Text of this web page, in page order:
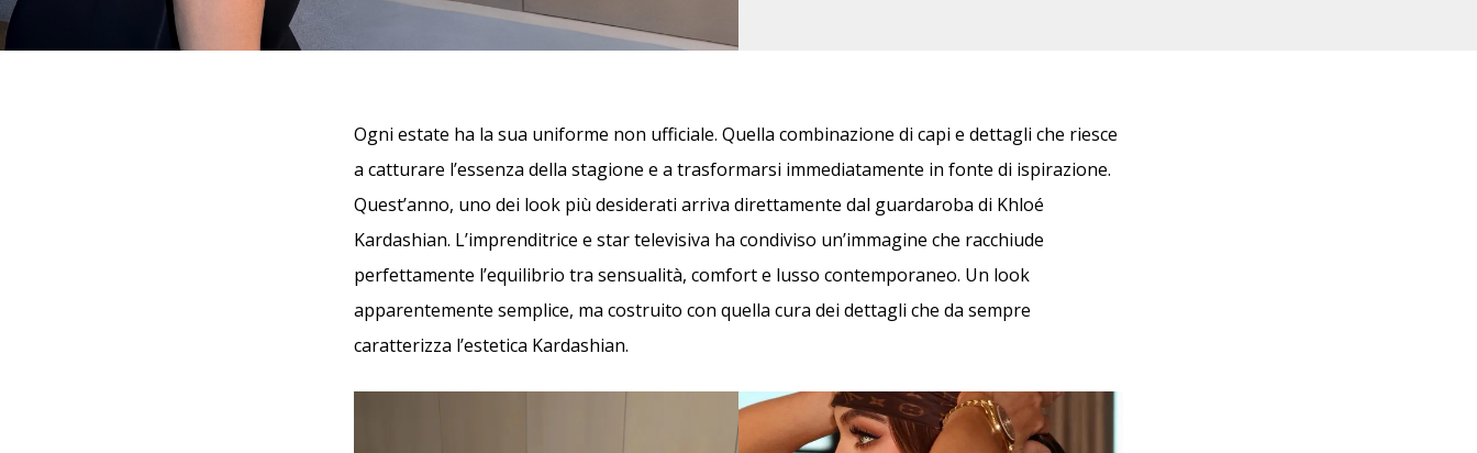
Ogni estate ha la sua uniforme non ufficiale. Quella combinazione di capi e dettagli che riesce
a catturare l’essenza della stagione e a trasformarsi immediatamente in fonte di ispirazione.
Quest’anno, uno dei look più desiderati arriva direttamente dal guardaroba di Khloé
Kardashian. L’imprenditrice e star televisiva ha condiviso un’immagine che racchiude
perfettamente l’equilibrio tra sensualità, comfort e lusso contemporaneo. Un look
apparentemente semplice, ma costruito con quella cura dei dettagli che da sempre
caratterizza l’estetica Kardashian.